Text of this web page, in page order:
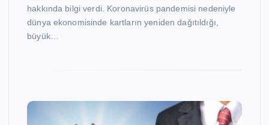
hakkında bilgi verdi. Koronavirüs pandemisi nedeniyle
dünya ekonomisinde kartların yeniden dağıtıldığı,
büyük…